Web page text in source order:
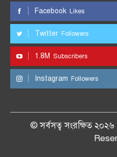
Facebook Likes
Twitter Followers
1.8M Subscribers
Instagram Followers
© সর্বসত্ব সংরক্ষিত